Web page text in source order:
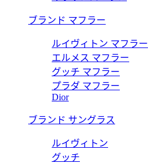
ブランド マフラー
ルイヴィトン マフラー
エルメス マフラー
グッチ マフラー
プラダ マフラー
Dior
ブランド サングラス
ルイヴィトン
グッチ